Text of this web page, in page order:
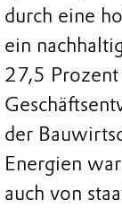
durch eine
ein
27,5
der
Energien
auch von